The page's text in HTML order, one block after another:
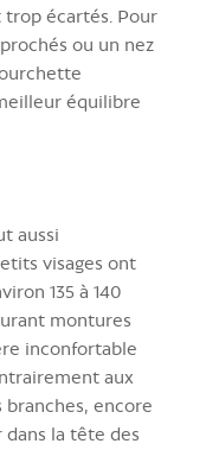
écartés. Pour
ou un nez
équilibre
aussi
visages ont
135 à 140
montures
inconfortable
aux
encore
la tête des